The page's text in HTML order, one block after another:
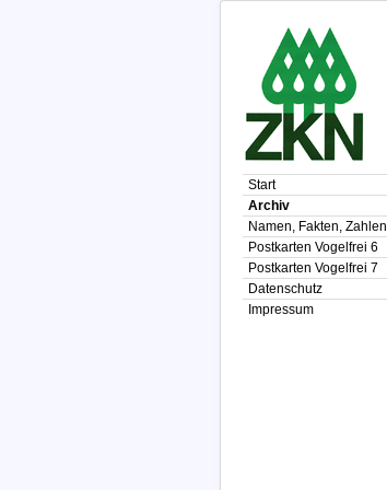
Start
Archiv
Namen, Fakten, Zahlen
Postkarten Vogelfrei 6
Postkarten Vogelfrei 7
Datenschutz
Impressum